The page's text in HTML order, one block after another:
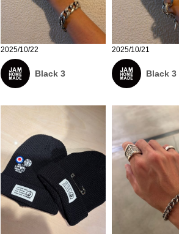
2025/10/22
Black 3
2025/10/21
Black 3